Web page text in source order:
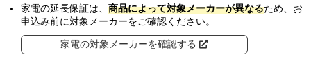
家電の延長保証は、 商品によって対象メーカーが異なるため、お
申込み前に対象メーカーをご確認ください。
家電の対象メーカーを確認する